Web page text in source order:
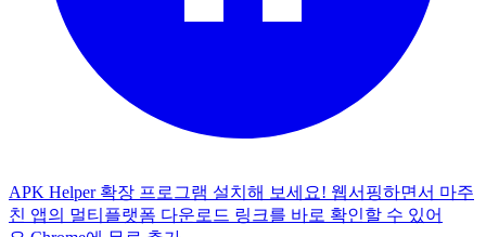
APK Helper 확장 프로그램 설치해 보세요! 웹서핑하면서 마주
친 앱의 멀티플랫폼 다운로드 링크를 바로 확인할 수 있어